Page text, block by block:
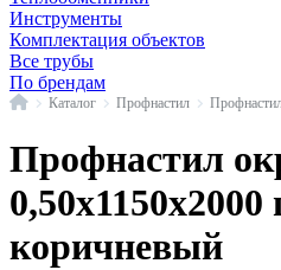
Инструменты
Комплектация объектов
Все трубы
По брендам
ГлавнаяКаталог Профнастил
Профнастил
коричневый